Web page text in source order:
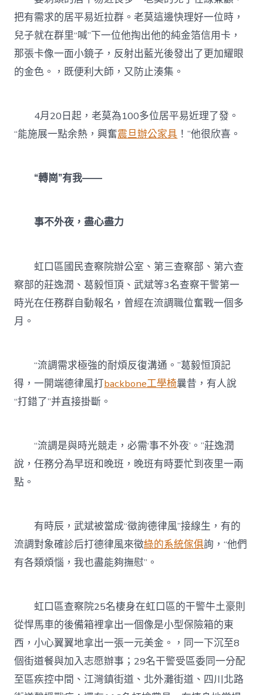
把有需求的居平易近拉群。老莫這邊快理好一位時，
兒子就在群里“喊”下一位他掏出他的純金箔信用卡，
那張卡像一面小鏡子，反射出藍光後發出了更加耀眼
的金色。，既便利大師，又防止湊集。
4月20日起，老莫為100多位居平易近理了發。
“能施展一點余熱，興奮震旦辦公家具 ！”他很欣喜。
“轉崗”有我——
事不外夜，盡心盡力
虹口區國民查察院辦公室、第三查察部、第六查
察部的莊逸潤、葛毅恒頂、武斌等3名查察干警第一
時光在任務群自動報名，曾經在流調職位奮戰一個多
月。
“流調需求極強的耐煩反復溝通。”葛毅恒頂記
得，一開端德律風打backbone工學椅曩昔，有人說
“打錯了”并直接掛斷。
“流調是與時光競走，必需‘事不外夜’。”莊逸潤
說，任務分為早班和晚班，晚班有時要忙到夜里一兩
點。
有時辰，武斌被當成“徵詢德律風”接線生，有的
流調對象確診后打德律風來徵綠的系統傢俱詢，“他們
有各類煩惱，我也盡能夠撫慰”。
虹口區查察院25名棲身在虹口區的干警牛土豪則
從悍馬車的後備箱裡拿出一個像是小型保險箱的東
西，小心翼翼地拿出一張一元美金。，同一下沉至8
個街道餐與加入志愿辦事；29名干警受區委同一分配
至區疾控中間、江灣鎮街道、北外灘街道、四川北路